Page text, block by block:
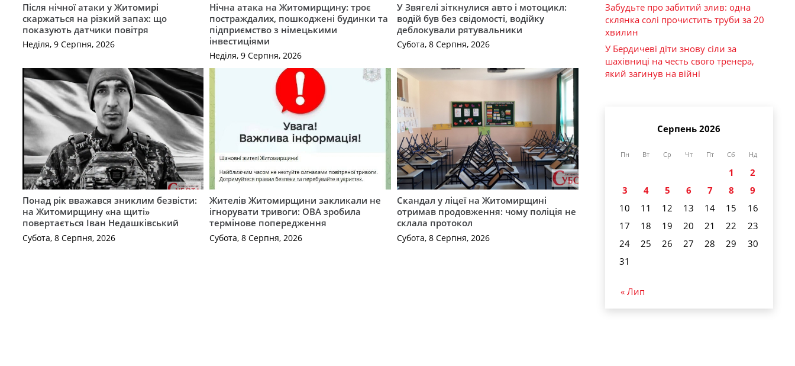
Після нічної атаки у Житомирі
скаржаться на різкий запах: що
показують датчики повітря
Неділя, 9 Серпня, 2026
Нічна атака на Житомирщину: троє
постраждалих, пошкоджені будинки та
підприємство з німецькими
інвестиціями
Неділя, 9 Серпня, 2026
У Звягелі зіткнулися авто і мотоцикл:
водій був без свідомості, водійку
деблокували рятувальники
Субота, 8 Серпня, 2026
Понад рік вважався зниклим безвісти:
на Житомирщину «на щиті»
повертається Іван Недашківський
Субота, 8 Серпня, 2026
Жителів Житомирщини закликали не
ігнорувати тривоги: ОВА зробила
термінове попередження
Субота, 8 Серпня, 2026
Скандал у ліцеї на Житомирщині
отримав продовження: чому поліція не
склала протокол
Субота, 8 Серпня, 2026
Забудьте про забитий злив: одна
склянка солі прочистить труби за 20
хвилин
У Бердичеві діти знову сіли за
шахівниці на честь свого тренера,
який загинув на війні
Серпень 2026
Пн Вт Ср Чт Пт Сб Нд
1
2
3
4 5 6 7 8
9
10
11 12 13 14 15
16
17
18 19 20 21 22
23
24
25 26 27 28 29
30
31
« Лип